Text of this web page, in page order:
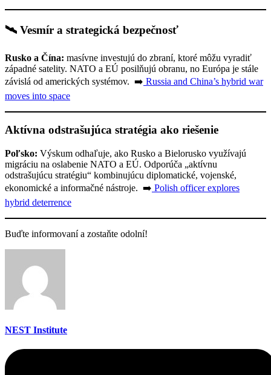
🛰️ Vesmír a strategická bezpečnosť
Rusko a Čína: masívne investujú do zbraní, ktoré môžu vyradiť
západné satelity. NATO a EÚ posilňujú obranu, no Európa je stále
závislá od amerických systémov. ➡️ Russia and China’s hybrid war
moves into space
Aktívna odstrašujúca stratégia ako riešenie
Poľsko: Výskum odhaľuje, ako Rusko a Bielorusko využívajú
migráciu na oslabenie NATO a EÚ. Odporúča „aktívnu
odstrašujúcu stratégiu“ kombinujúcu diplomatické, vojenské,
ekonomické a informačné nástroje. ➡️ Polish officer explores
hybrid deterrence
Buďte informovaní a zostaňte odolní!
NEST Institute